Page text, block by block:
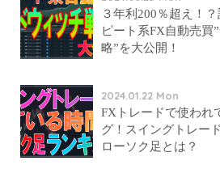
３年利200％超え！
ピート系FX自動売買
略”を大公開！
2024.01.22 Mon
FXトレードで使われ
グ！スイングトレー
ローソク足とは？